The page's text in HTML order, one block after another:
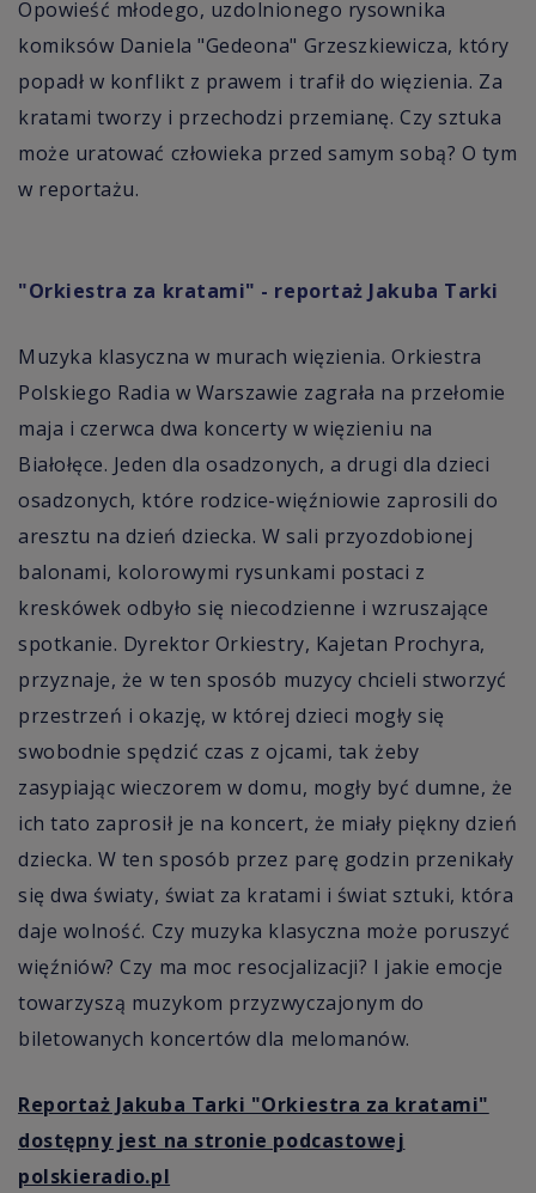
Opowieść młodego, uzdolnionego rysownika
komiksów Daniela "Gedeona" Grzeszkiewicza, który
popadł w konflikt z prawem i trafił do więzienia. Za
kratami tworzy i przechodzi przemianę. Czy sztuka
może uratować człowieka przed samym sobą? O tym
w reportażu.
"Orkiestra za kratami" - reportaż Jakuba Tarki
Muzyka klasyczna w murach więzienia. Orkiestra
Polskiego Radia w Warszawie zagrała na przełomie
maja i czerwca dwa koncerty w więzieniu na
Białołęce. Jeden dla osadzonych, a drugi dla dzieci
osadzonych, które rodzice-więźniowie zaprosili do
aresztu na dzień dziecka. W sali przyozdobionej
balonami, kolorowymi rysunkami postaci z
kreskówek odbyło się niecodzienne i wzruszające
spotkanie. Dyrektor Orkiestry, Kajetan Prochyra,
przyznaje, że w ten sposób muzycy chcieli stworzyć
przestrzeń i okazję, w której dzieci mogły się
swobodnie spędzić czas z ojcami, tak żeby
zasypiając wieczorem w domu, mogły być dumne, że
ich tato zaprosił je na koncert, że miały piękny dzień
dziecka. W ten sposób przez parę godzin przenikały
się dwa światy, świat za kratami i świat sztuki, która
daje wolność. Czy muzyka klasyczna może poruszyć
więźniów? Czy ma moc resocjalizacji? I jakie emocje
towarzyszą muzykom przyzwyczajonym do
biletowanych koncertów dla melomanów.
Reportaż Jakuba Tarki "Orkiestra za kratami"
dostępny jest na stronie podcastowej
polskieradio.pl